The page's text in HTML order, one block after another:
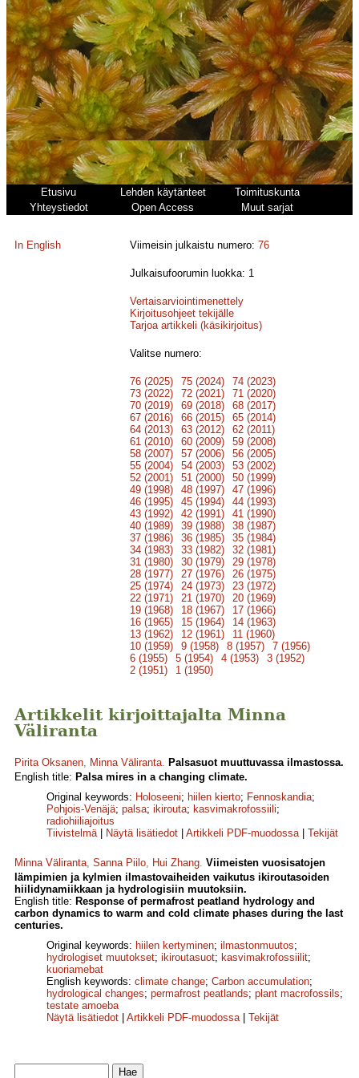
Etusivu Lehden käytänteet
Toimituskunta
Yhteystiedot
Open Access Muut sarjat
In English Viimeisin julkaistu numero:76
Julkaisufoorumin luokka: 1
Vertaisarviointimenettely
Kirjoitusohjeet tekijälle
Tarjoa artikkeli (käsikirjoitus)
Valitse numero:
76 (2025) 75 (2024)
74 (2023)
73 (2022)
72 (2021)
71 (2020)
70 (2019)
69 (2018)
68 (2017)
67 (2016)
66 (2015)
65 (2014)
64 (2013)
63 (2012)
62 (2011)
61 (2010)
60 (2009)
59 (2008)
58 (2007)
57 (2006)
56 (2005)
55 (2004)
54 (2003)
53 (2002)
52 (2001)
51 (2000)
50 (1999)
49 (1998)
48 (1997)
47 (1996)
46 (1995)
45 (1994)
44 (1993)
43 (1992)
42 (1991)
41 (1990)
40 (1989)
39 (1988)
38 (1987)
37 (1986)
36 (1985)
35 (1984)
34 (1983)
33 (1982)
32 (1981)
31 (1980)
30 (1979)
29 (1978)
28 (1977)
27 (1976)
26 (1975)
25 (1974)
24 (1973)
23 (1972)
22 (1971)
21 (1970)
20 (1969)
19 (1968)
18 (1967)
17 (1966)
16 (1965)
15 (1964)
14 (1963)
13 (1962)
12 (1961)
11 (1960)
10 (1959)
9 (1958) 8 (1957)
7 (1956)
6 (1955)
5 (1954) 4 (1953)
3 (1952)
2 (1951)
1 (1950)
Artikkelit kirjoittajalta Minna
Väliranta
Pirita Oksanen, Minna Väliranta. Palsasuot muuttuvassa ilmastossa.
English title: Palsa mires in a changing climate.
Original keywords: Holoseeni; hiilen kierto; Fennoskandia;
Pohjois-Venäjä; palsa; ikirouta; kasvimakrofossiili;
radiohiiliajoitus
Tiivistelmä| Näytä lisätiedot Artikkeli PDF-muodossa| Tekijät
Minna Väliranta, Sanna Piilo, Hui Zhang. Viimeisten vuosisatojen
lämpimien ja kylmien ilmastovaiheiden vaikutus ikiroutasoiden
hiilidynamiikkaan ja hydrologisiin muutoksiin.
English title: Response of permafrost peatland hydrology and
carbon dynamics to warm and cold climate phases during the last
centuries.
Original keywords: hiilen kertyminen; ilmastonmuutos;
hydrologiset muutokset; ikiroutasuot; kasvimakrofossiilit;
kuoriamebat
English keywords: climate change; Carbon accumulation;
hydrological changes; permafrost peatlands; plant macrofossils;
testate amoeba
Näytä lisätiedot
Artikkeli PDF-muodossa| Tekijät